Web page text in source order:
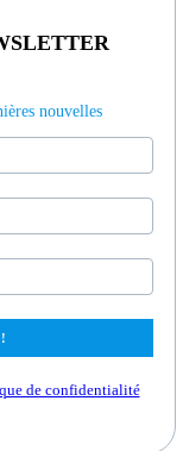
nouvelles
de confidentialité